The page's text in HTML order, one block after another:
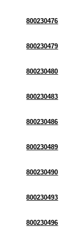
800230476
800230479
800230480
800230483
800230486
800230489
800230490
800230493
800230496